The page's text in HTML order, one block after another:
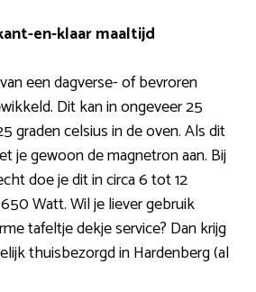
en-klaar maaltijd
een dagverse- of bevroren
Dit kan in ongeveer 25
graden celsius in de oven. Als dit
je gewoon de magnetron aan. Bij
doe je dit in circa 6 tot 12
Watt. Wil je liever gebruik
tafeltje dekje service? Dan krijg
thuisbezorgd in Hardenberg (al